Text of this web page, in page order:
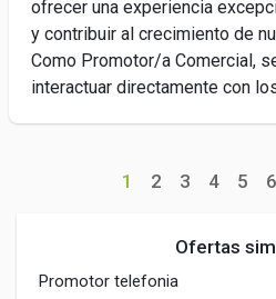
ofrecer una experiencia
y contribuir al crecimiento de
Como Promotor/a Comercial,
interactuar directamente con
1 2 3 4 5 6
Ofertas
Promotor telefonia